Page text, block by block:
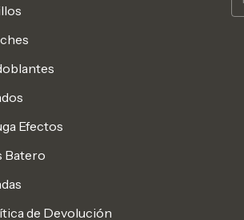
Efectos
Batero
de Devolución